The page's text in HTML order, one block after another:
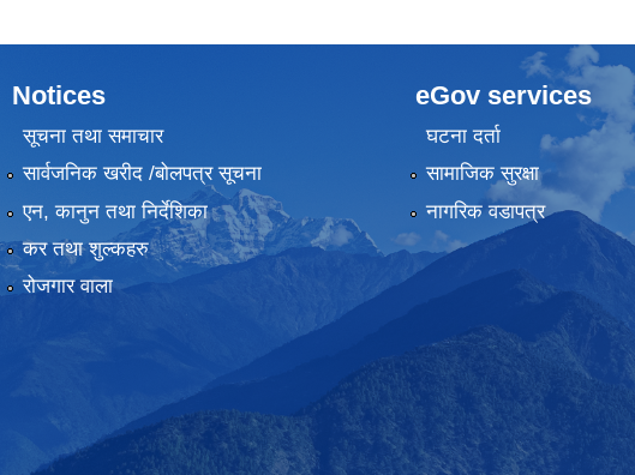
Notices
सूचना तथा समाचार
सार्वजनिक खरीद /बोलपत्र सूचना
एन, कानुन तथा निर्देशिका
कर तथा शुल्कहरु
रोजगार वाला
eGov services
घटना दर्ता
सामाजिक सुरक्षा
नागरिक वडापत्र